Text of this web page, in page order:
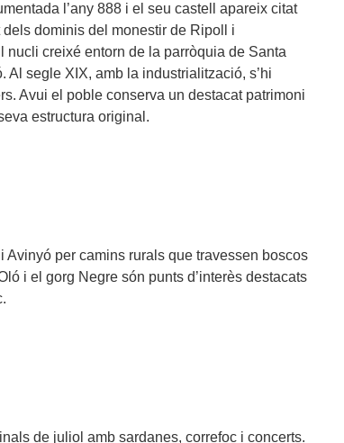
l’any 888 i el seu castell apareix citat
dominis del monestir de Ripoll i
nucli creixé entorn de la parròquia de Santa
Al segle XIX, amb la industrialització, s’hi
Avui el poble conserva un destacat patrimoni
estructura original.
Avinyó per camins rurals que travessen boscos
i el gorg Negre són punts d’interès destacats
de juliol amb sardanes, correfoc i concerts.